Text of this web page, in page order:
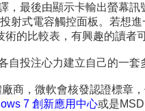
，最後由顯示卡輸出螢幕
射式電容觸控面板。若想
術的比較表，有興趣的讀者
投注心力建立自己的一套
商，微軟會核發認證標章
7 創新應用中心或是